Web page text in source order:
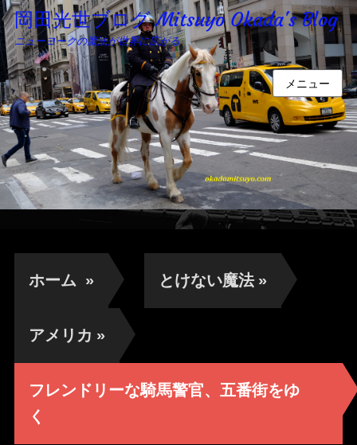
岡田光世ブログ Mitsuyo Okada's Blog
ニューヨークの魔法が世界に広がる
メニュー
ホーム » とけない魔法 »
アメリカ »
フレンドリーな騎馬警官、五番街をゆ
く